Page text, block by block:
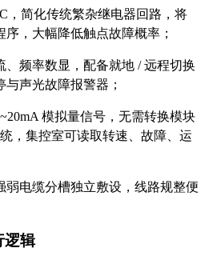
，简化传统繁杂继电器回路，将
，大幅降低触点故障概率；
、频率数显，配备就地 / 远程切换
声光故障报警器；
模拟量信号，无需转换模块
，集控室可读取转速、故障、运
弱电缆分槽独立敷设，线路规整便
逻辑